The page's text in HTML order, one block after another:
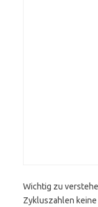
Wichtig zu
Zykluszahlen keine